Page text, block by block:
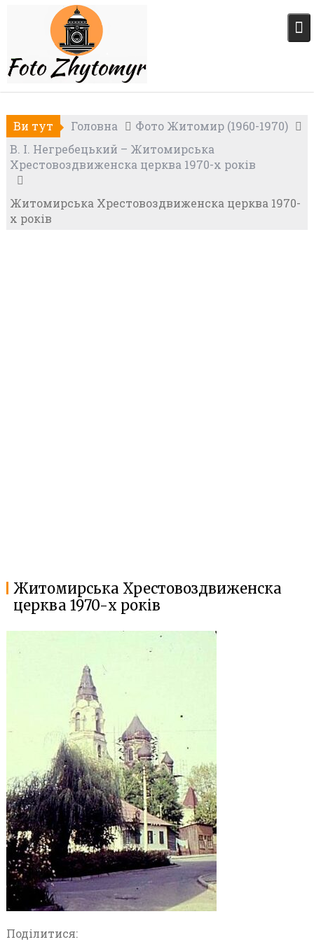
Ви тут Головна
Фото Житомир (1960-1970)
В. І. Негребецький – Житомирська
Хрестовоздвиженска церква 1970-х років
Житомирська Хрестовоздвиженска церква 1970-
х років
Житомирська Хрестовоздвиженска
церква 1970-х років
Поділитися: